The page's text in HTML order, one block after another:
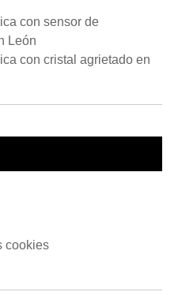
con sensor de
León
con cristal agrietado en
cookies